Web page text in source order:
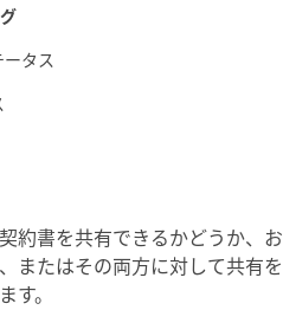
タス
約書を共有できるかどうか、お
またはその両方に対して共有を
。